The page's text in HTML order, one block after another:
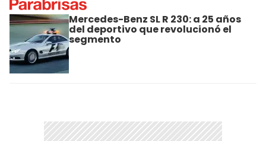
Mercedes-Benz SL R 230: a 25 años
del deportivo que revolucionó el
segmento